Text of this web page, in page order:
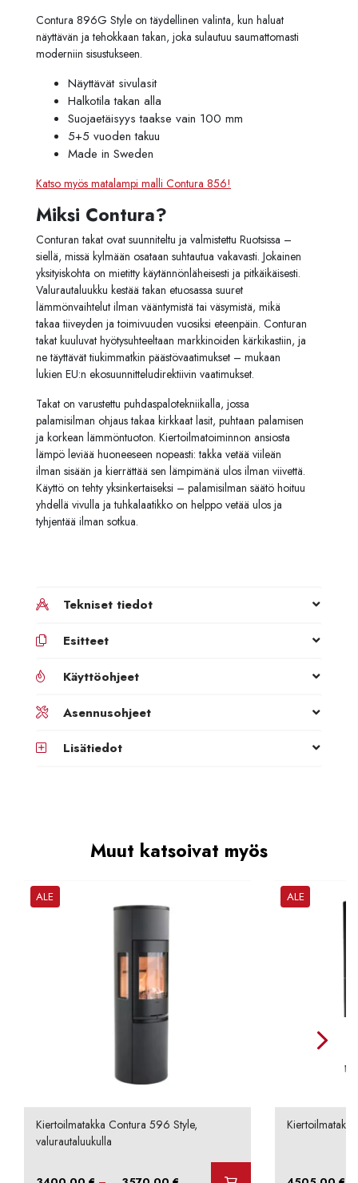
Contura 896G Style on täydellinen valinta, kun haluat
näyttävän ja tehokkaan takan, joka sulautuu saumattomasti
moderniin sisustukseen.
Näyttävät sivulasit
Halkotila takan alla
Suojaetäisyys taakse vain 100 mm
5+5 vuoden takuu
Made in Sweden
Katso myös matalampi malli Contura 856!
Miksi Contura?
Conturan takat ovat suunniteltu ja valmistettu Ruotsissa –
siellä, missä kylmään osataan suhtautua vakavasti. Jokainen
yksityiskohta on mietitty käytännönläheisesti ja pitkäikäisesti.
Valurautaluukku kestää takan etuosassa suuret
lämmönvaihtelut ilman vääntymistä tai väsymistä, mikä
takaa tiiveyden ja toimivuuden vuosiksi eteenpäin. Conturan
takat kuuluvat hyötysuhteeltaan markkinoiden kärkikastiin, ja
ne täyttävät tiukimmatkin päästövaatimukset – mukaan
lukien EU:n ekosuunnitteludirektiivin vaatimukset.
Takat on varustettu puhdaspalotekniikalla, jossa
palamisilman ohjaus takaa kirkkaat lasit, puhtaan palamisen
ja korkean lämmöntuoton. Kiertoilmatoiminnon ansiosta
lämpö leviää huoneeseen nopeasti: takka vetää viileän
ilman sisään ja kierrättää sen lämpimänä ulos ilman viivettä.
Käyttö on tehty yksinkertaiseksi – palamisilman säätö hoituu
yhdellä vivulla ja tuhkalaatikko on helppo vetää ulos ja
tyhjentää ilman sotkua.
Tekniset tiedot
Esitteet
Käyttöohjeet
Asennusohjeet
Lisätiedot
Muut katsoivat myös
ALE
Kiertoilmatakka Contura 596 Style,
valurautaluukulla
ALE